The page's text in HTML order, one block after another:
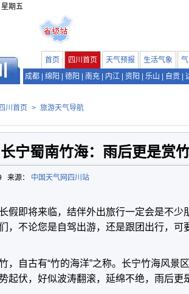
星期五
首页 四川首页 天气预报 生活气象
成都
绵阳 德阳 南充 内江 资阳 乐山 自贡
四川首页 > 旅游天气导航
长宁蜀南竹海：雨后更是赏
来源： 中国天气网四川站
假即将来临，结伴外出旅行一定会是不少
，不论您是自驾出游，还是跟团出行，可
，自古有“竹的海洋”之称。长宁竹海风景
起伏，好似波涛翻滚，延绵不绝，雨后更